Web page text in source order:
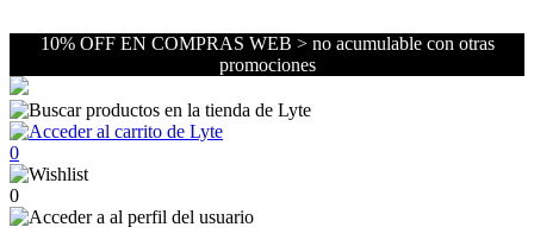
10% OFF EN COMPRAS WEB > no acumulable con otras
promociones
0
0